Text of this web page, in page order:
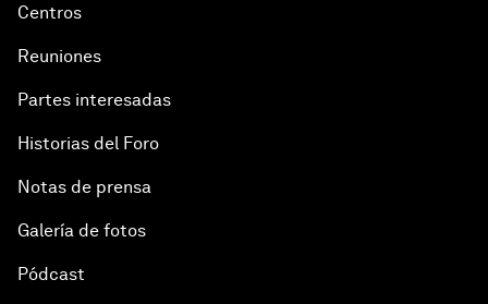
Centros
Reuniones
Partes interesadas
Historias del Foro
Notas de prensa
Galería de fotos
Pódcast